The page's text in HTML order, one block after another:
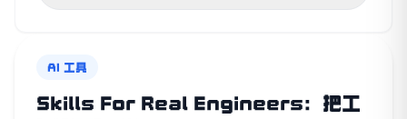
AI 工具
Skills For Real Engineers：把工